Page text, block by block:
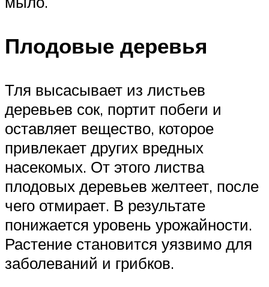
Плодовые деревья
Тля высасывает из листьев
деревьев сок, портит побеги и
оставляет вещество, которое
привлекает других вредных
насекомых. От этого листва
плодовых деревьев желтеет, после
чего отмирает. В результате
понижается уровень урожайности.
Растение становится уязвимо для
заболеваний и грибков.